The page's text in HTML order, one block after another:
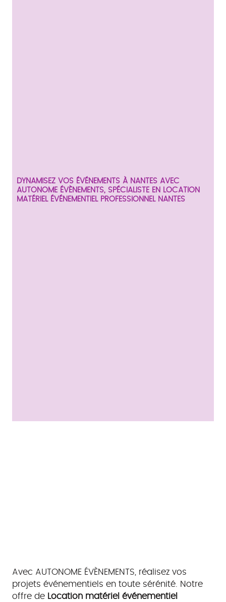
DYNAMISEZ VOS ÉVÉNEMENTS À NANTES AVEC
AUTONOME ÉVÈNEMENTS, SPÉCIALISTE EN LOCATION
MATÉRIEL ÉVÉNEMENTIEL PROFESSIONNEL NANTES
Avec AUTONOME ÉVÈNEMENTS, réalisez vos
projets événementiels en toute sérénité. Notre
offre de Location matériel événementiel